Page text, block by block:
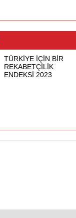
TÜRKİYE İÇİN BİR
REKABETÇİLİK
ENDEKSİ 2023